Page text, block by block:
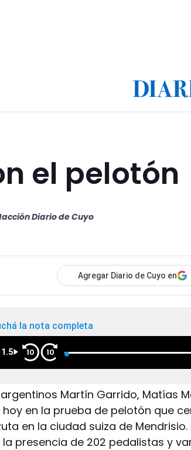
el pelotón
Diario de Cuyo
Agregar Diario de Cuyo en
la nota completa
1.5 10 10
Martín Garrido, Matías
en la prueba de pelotón que
en la ciudad suiza de
presencia de 202 pedalistas y